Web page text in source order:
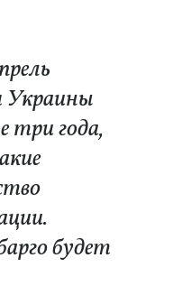
Украины
три года,
будет